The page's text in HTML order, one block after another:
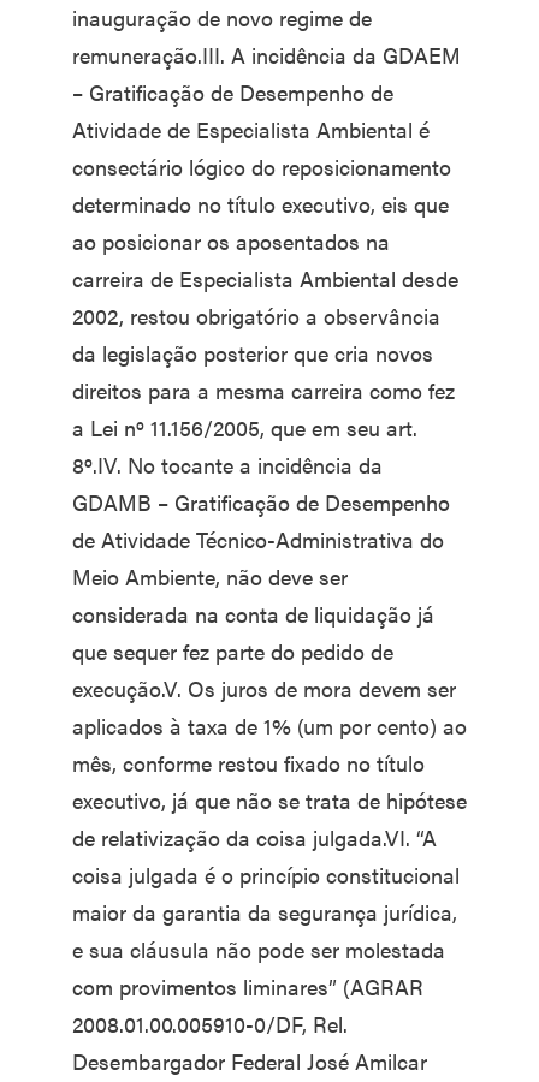
inauguração de novo regime de
remuneração.III. A incidência da GDAEM
– Gratificação de Desempenho de
Atividade de Especialista Ambiental é
consectário lógico do reposicionamento
determinado no título executivo, eis que
ao posicionar os aposentados na
carreira de Especialista Ambiental desde
2002, restou obrigatório a observância
da legislação posterior que cria novos
direitos para a mesma carreira como fez
a Lei nº 11.156/2005, que em seu art.
8º.IV. No tocante a incidência da
GDAMB – Gratificação de Desempenho
de Atividade Técnico-Administrativa do
Meio Ambiente, não deve ser
considerada na conta de liquidação já
que sequer fez parte do pedido de
execução.V. Os juros de mora devem ser
aplicados à taxa de 1% (um por cento) ao
mês, conforme restou fixado no título
executivo, já que não se trata de hipótese
de relativização da coisa julgada.VI. “A
coisa julgada é o princípio constitucional
maior da garantia da segurança jurídica,
e sua cláusula não pode ser molestada
com provimentos liminares” (AGRAR
2008.01.00.005910-0/DF, Rel.
Desembargador Federal José Amilcar